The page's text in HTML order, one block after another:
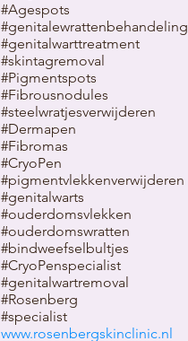
#Agespots
#genitalewrattenbehandeling
#genitalwarttreatment
#skintagremoval
#Pigmentspots
#Fibrousnodules
#steelwratjesverwijderen
#Dermapen
#Fibromas
#CryoPen
#pigmentvlekkenverwijderen
​#genitalwarts
#ouderdomsvlekken
#ouderdomswratten
#bindweefselbultjes
#CryoPenspecialist
#genitalwartremoval
#Rosenberg
#specialist
www.rosenbergskinclinic.nl